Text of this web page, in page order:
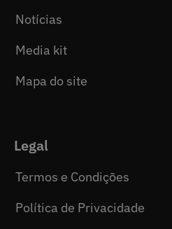
Notícias
Media kit
Mapa do site
Legal
Termos e Condições
Política de Privacidade